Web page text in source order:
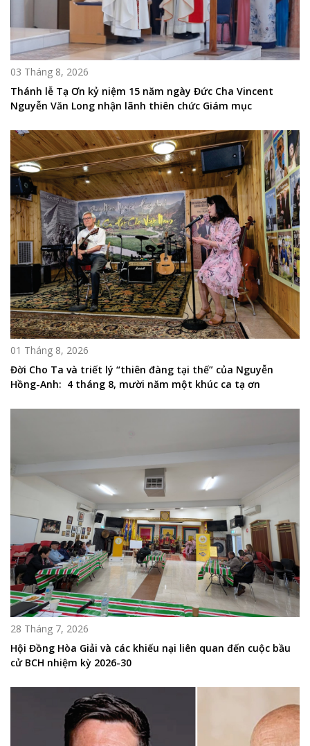
03 Tháng 8, 2026
Thánh lễ Tạ Ơn kỷ niệm 15 năm ngày Đức Cha Vincent
Nguyễn Văn Long nhận lãnh thiên chức Giám mục
01 Tháng 8, 2026
Đời Cho Ta và triết lý “thiên đàng tại thế” của Nguyễn
Hồng-Anh: 4 tháng 8, mười năm một khúc ca tạ ơn
28 Tháng 7, 2026
Hội Đồng Hòa Giải và các khiếu nại liên quan đến cuộc bầu
cử BCH nhiệm kỳ 2026-30